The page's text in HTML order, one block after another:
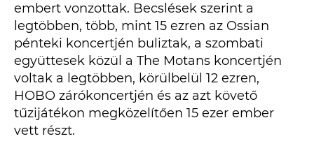
embert vonzottak. Becslések szerint a
legtöbben, több, mint 15 ezren az Ossian
pénteki koncertjén buliztak, a szombati
együttesek közül a The Motans koncertjén
voltak a legtöbben, körülbelül 12 ezren,
HOBO zárókoncertjén és az azt követő
tűzijátékon megközelítően 15 ezer ember
vett részt.